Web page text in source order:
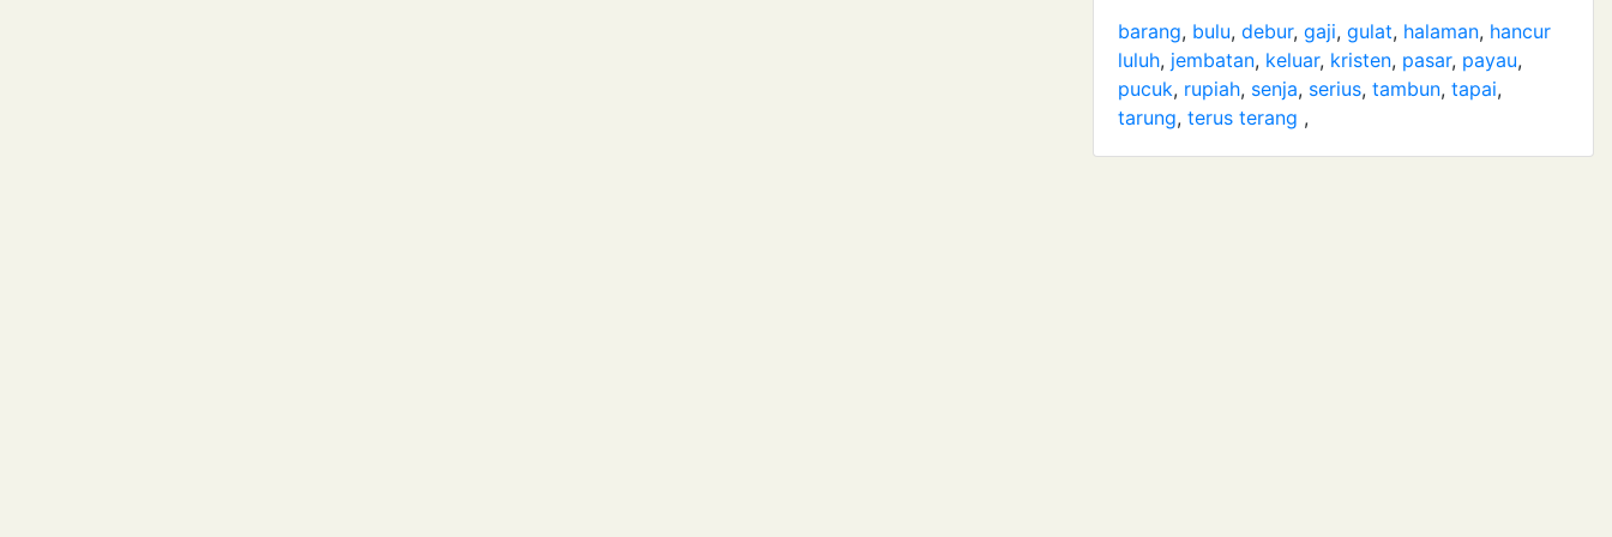
barang, bulu, debur, gaji, gulat, halaman, hancur
luluh, jembatan, keluar, kristen, pasar, payau,
pucuk, rupiah, senja, serius, tambun, tapai,
tarung, terus terang ,